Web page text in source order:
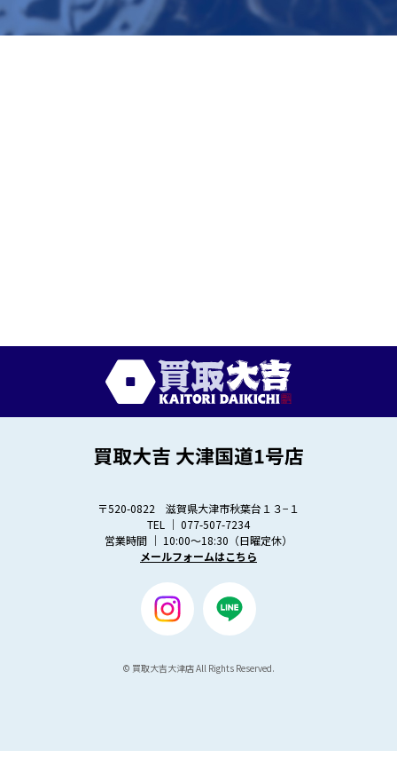
〒520-0822 滋賀県大津市秋葉台１３−１
TEL │ 077-507-7234
営業時間 │ 10:00～18:30（日曜定休）
メールフォームはこちら
© 買取大吉大津店 All Rights Reserved.